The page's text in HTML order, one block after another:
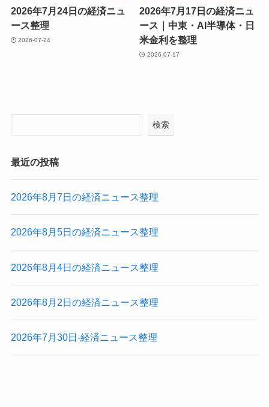
2026年7月24日の経済ニュ
ース整理
2026-07-24
2026年7月17日の経済ニュ
ース｜中東・AI半導体・日
米金利を整理
2026-07-17
検索
最近の投稿
2026年8月7日の経済ニュース整理
2026年8月5日の経済ニュース整理
2026年8月4日の経済ニュース整理
2026年8月2日の経済ニュース整理
2026年7月30日-経済ニュース整理